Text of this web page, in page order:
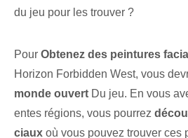
du jeu pour les trouver ?
Pour Obtenez des peintures
Horizon‍ Forbidden West, vous
monde ouvert Du jeu. En vous
entes régions, vous pourrez
ciaux où vous pouvez trouver ces